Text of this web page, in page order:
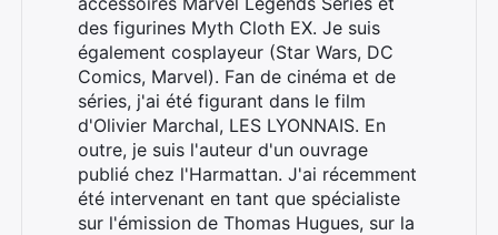
des figurines Myth Cloth EX. Je suis
également cosplayeur (Star Wars, DC
Comics, Marvel). Fan de cinéma et de
séries, j'ai été figurant dans le film
d'Olivier Marchal, LES LYONNAIS. En
outre, je suis l'auteur d'un ouvrage
publié chez l'Harmattan. J'ai récemment
été intervenant en tant que spécialiste
sur l'émission de Thomas Hugues, sur la